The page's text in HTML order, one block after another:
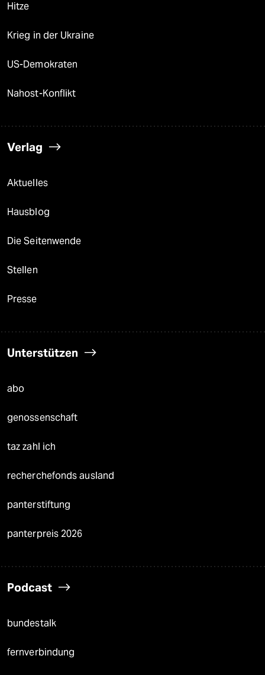
Hitze
Krieg in der Ukraine
US-Demokraten
Nahost-Konflikt
Verlag
Aktuelles
Hausblog
Die Seitenwende
Stellen
Presse
Unterstützen
abo
genossenschaft
taz zahl ich
recherchefonds ausland
panterstiftung
panterpreis 2026
Podcast
bundestalk
fernverbindung